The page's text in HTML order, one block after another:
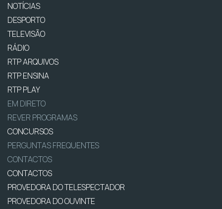
NOTÍCIAS
DESPORTO
TELEVISÃO
RÁDIO
RTP ARQUIVOS
RTP ENSINA
RTP PLAY
EM DIRETO
REVER PROGRAMAS
CONCURSOS
PERGUNTAS FREQUENTES
CONTACTOS
CONTACTOS
PROVEDORA DO TELESPECTADOR
PROVEDORA DO OUVINTE